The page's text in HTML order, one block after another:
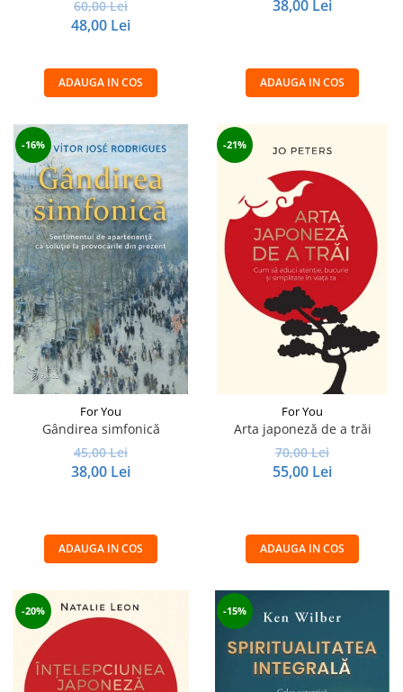
60,00 Lei
48,00 Lei
ADAUGA IN COS
38,00 Lei
ADAUGA IN COS
-16%
For You
Gândirea simfonică
45,00 Lei
38,00 Lei
ADAUGA IN COS
-21%
For You
Arta japoneză de a trăi
70,00 Lei
55,00 Lei
ADAUGA IN COS
-20% -15%